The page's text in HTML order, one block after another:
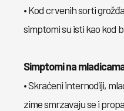
• Kod crvenih sorti
simptomi su isti kao kod
Simptomi na
• Skraćeni internodiji,
zime smrzavaju se i